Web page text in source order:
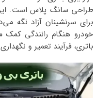
طراحی سانگ پلاس است.
برای سرنشینان آزاد نگه
خودرو هنگام رانندگی
باتری، فرآیند تعمیر و